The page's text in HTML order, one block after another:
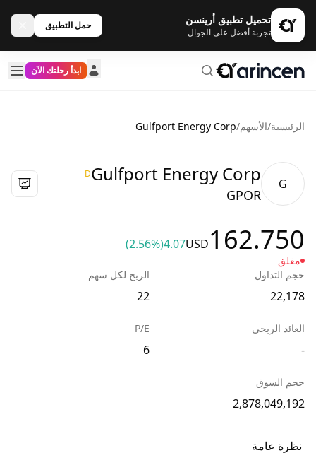
تحميل تطبيق أرينسن
تجربة أفضل على الجوال
حمل التطبيق
ابدأ رحلتك الآن
الرئيسية/الأسهم/
Gulfport Energy Corp
G
Gulfport Energy Corp
D
GPOR
162.750
USD
4.07
(2.56%)
مغلق
حجم التداول
22,178
الربح لكل سهم
22
العائد الربحي
-
P/E
6
حجم السوق
2,878,049,192
نظرة عامة